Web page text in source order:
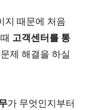
지 때문에 처음
고객센터를 통
제 해결을 하실
가 무엇인지부터